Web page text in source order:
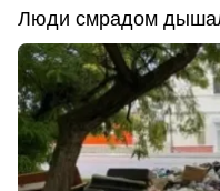
Люди смрадом